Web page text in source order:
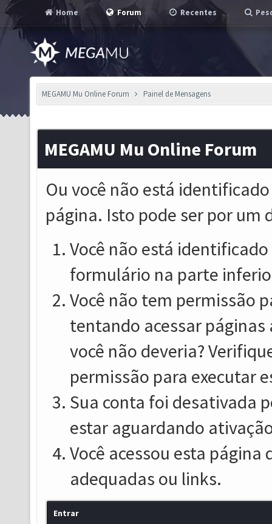
Home Forum Recentes
MEGAMU Mu Online Forum Painel de Mensagens
MEGAMU Mu Online Forum
Ou você não está
página. Isto pode ser por um
Você não está
formulário na parte
Você não tem permissão
tentando acessar
você não deveria?
permissão para executar
Sua conta foi desativada
estar aguardando
Você acessou esta
adequadas ou links.
Entrar